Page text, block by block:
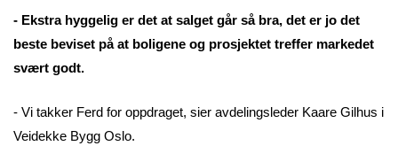
- Ekstra hyggelig er det at salget går så bra, det er jo det
beste beviset på at boligene og prosjektet treffer markedet
svært godt.
- Vi takker Ferd for oppdraget, sier avdelingsleder Kaare Gilhus i
Veidekke Bygg Oslo.